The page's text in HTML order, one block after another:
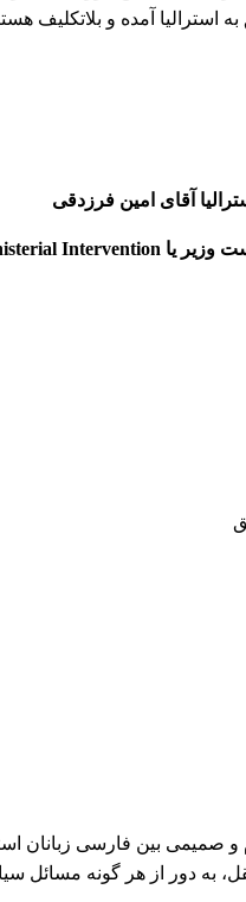
آقای امین فرزدقی
بین فارسی زبانان
به دور از هر گونه مسائل